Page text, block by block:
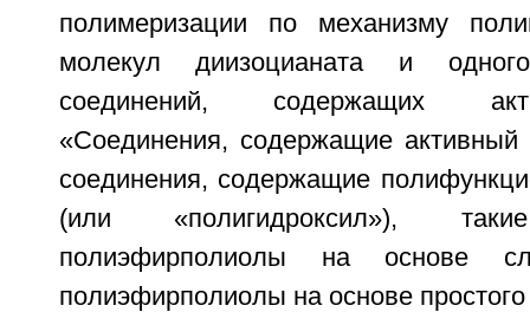
полимеризации по механизму
молекул диизоцианата и
соединений, содержащих
«Соединения, содержащие
соединения, содержащие
(или «полигидроксил»),
полиэфирполиолы на основе
полиэфирполиолы на основе